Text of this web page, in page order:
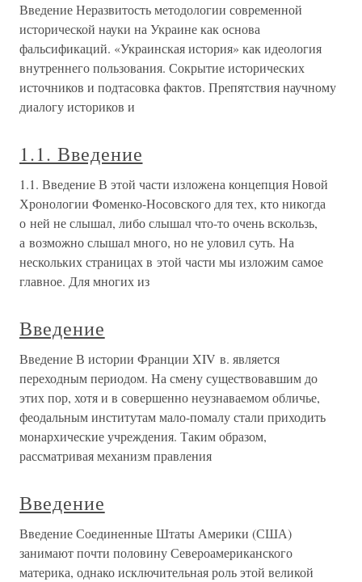
Введение Неразвитость методологии современной
исторической науки на Украине как основа
фальсификаций. «Украинская история» как идеология
внутреннего пользования. Сокрытие исторических
источников и подтасовка фактов. Препятствия научному
диалогу историков и
1.1. Введение
1.1. Введение В этой части изложена концепция Новой
Хронологии Фоменко-Носовского для тех, кто никогда
о ней не слышал, либо слышал что-то очень вскользь,
а возможно слышал много, но не уловил суть. На
нескольких страницах в этой части мы изложим самое
главное. Для многих из
Введение
Введение В истории Франции XIV в. является
переходным периодом. На смену существовавшим до
этих пор, хотя и в совершенно неузнаваемом обличье,
феодальным институтам мало-помалу стали приходить
монархические учреждения. Таким образом,
рассматривая механизм правления
Введение
Введение Соединенные Штаты Америки (США)
занимают почти половину Североамериканского
материка, однако исключительная роль этой великой